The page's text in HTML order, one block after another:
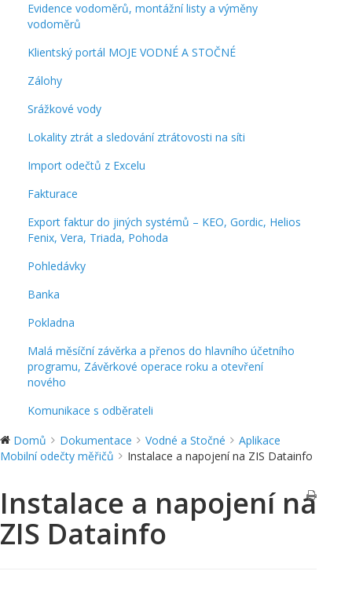
Evidence vodoměrů, montážní listy a výměny
vodoměrů
Klientský portál MOJE VODNÉ A STOČNÉ
Zálohy
Srážkové vody
Lokality ztrát a sledování ztrátovosti na síti
Import odečtů z Excelu
Fakturace
Export faktur do jiných systémů – KEO, Gordic, Helios
Fenix, Vera, Triada, Pohoda
Pohledávky
Banka
Pokladna
Malá měsíční závěrka a přenos do hlavního účetního
programu, Závěrkové operace roku a otevření
nového
Komunikace s odběrateli
Domů
Dokumentace Vodné a Stočné
Aplikace
Mobilní odečty měřičů
Instalace a napojení na ZIS Datainfo
Instalace a napojení na
ZIS Datainfo